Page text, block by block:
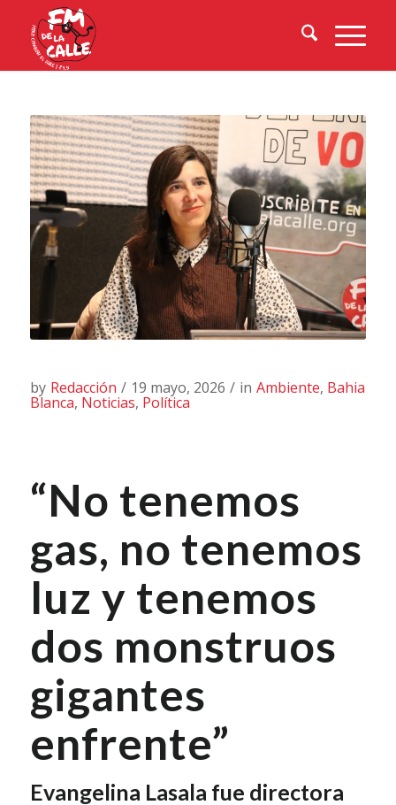
by Redacción / 19 mayo, 2026 / in Ambiente, Bahia
Blanca, Noticias, Política
“No tenemos
gas, no tenemos
luz y tenemos
dos monstruos
gigantes
enfrente”
Evangelina Lasala fue directora